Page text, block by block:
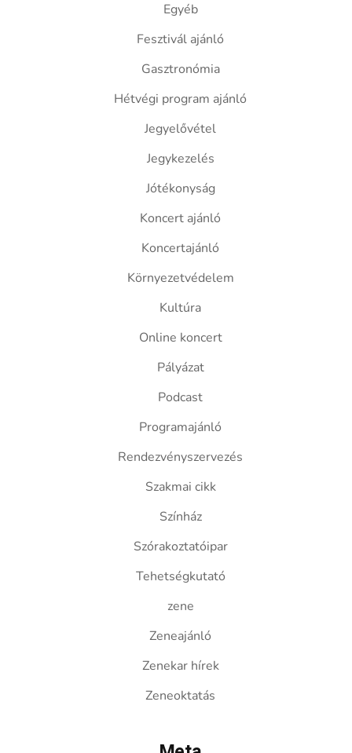
Egyéb
Fesztivál ajánló
Gasztronómia
Hétvégi program ajánló
Jegyelővétel
Jegykezelés
Jótékonyság
Koncert ajánló
Koncertajánló
Környezetvédelem
Kultúra
Online koncert
Pályázat
Podcast
Programajánló
Rendezvényszervezés
Szakmai cikk
Színház
Szórakoztatóipar
Tehetségkutató
zene
Zeneajánló
Zenekar hírek
Zeneoktatás